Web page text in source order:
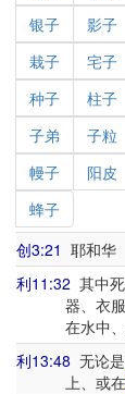
银子
影子
栽子
宅子
种子
柱子
子弟
子粒
幔子
阳皮
蜂子
创3:21 耶和华
利11:32 其中
器、衣服
在水中
利13:48 无论
上、或在